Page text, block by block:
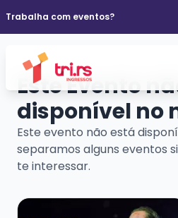
Trabalha com eventos?
Este Evento
disponível no
Este evento não está
separamos alguns eventos
te interessar.
Veja mais sobre O CORINGA -